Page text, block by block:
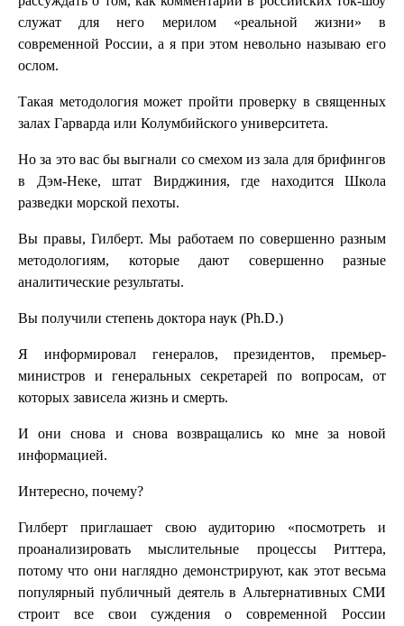
служат для него мерилом «реальной жизни» в
современной России, а я при этом невольно называю его
ослом.
Такая методология может пройти проверку в священных
залах Гарварда или Колумбийского университета.
Но за это вас бы выгнали со смехом из зала для брифингов
в Дэм-Неке, штат Вирджиния, где находится Школа
разведки морской пехоты.
Вы правы, Гилберт. Мы работаем по совершенно разным
методологиям, которые дают совершенно разные
аналитические результаты.
Вы получили степень доктора наук (Ph.D.)
Я информировал генералов, президентов, премьер-
министров и генеральных секретарей по вопросам, от
которых зависела жизнь и смерть.
И они снова и снова возвращались ко мне за новой
информацией.
Интересно, почему?
Гилберт приглашает свою аудиторию «посмотреть и
проанализировать мыслительные процессы Риттера,
потому что они наглядно демонстрируют, как этот весьма
популярный публичный деятель в Альтернативных СМИ
строит все свои суждения о современной России